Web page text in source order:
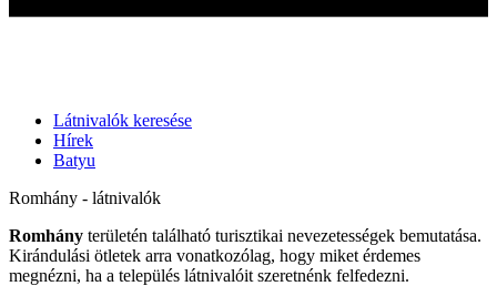
Látnivalók keresése
Hírek
Batyu
Romhány - látnivalók
Romhány területén található turisztikai nevezetességek bemutatása.
Kirándulási ötletek arra vonatkozólag, hogy miket érdemes
megnézni, ha a település látnivalóit szeretnénk felfedezni.